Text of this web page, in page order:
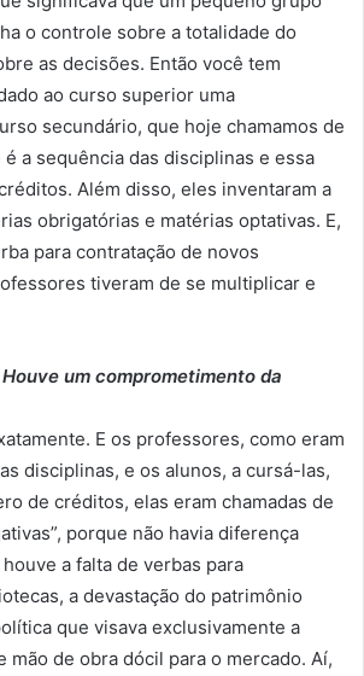
o controle sobre a totalidade do
as decisões. Então você tem
ao curso superior uma
secundário, que hoje chamamos de
a sequência das disciplinas e essa
Além disso, eles inventaram a
obrigatórias e matérias optativas. E,
para contratação de novos
tiveram de se multiplicar e
um comprometimento da
E os professores, como eram
disciplinas, e os alunos, a cursá-las,
de créditos, elas eram chamadas de
porque não havia diferença
a falta de verbas para
a devastação do patrimônio
que visava exclusivamente a
mão de obra dócil para o mercado. Aí,